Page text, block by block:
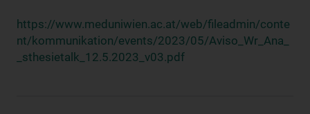
https://www.meduniwien.ac.at/web/fileadmin/conte
nt/kommunikation/events/2023/05/Aviso_Wr_Ana_
_sthesietalk_12.5.2023_v03.pdf